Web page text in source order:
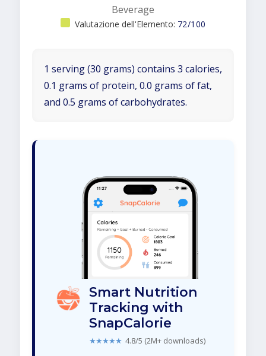
Beverage
Valutazione dell'Elemento: 72/100
1 serving (30 grams) contains 3 calories,
0.1 grams of protein, 0.0 grams of fat,
and 0.5 grams of carbohydrates.
Smart Nutrition
Tracking with
SnapCalorie
★★★★★ 4.8/5 (2M+ downloads)